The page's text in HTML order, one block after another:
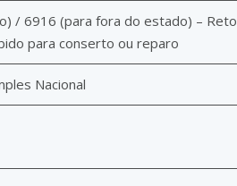
/ 6916 (para fora do estado) –
para conserto ou reparo
Nacional